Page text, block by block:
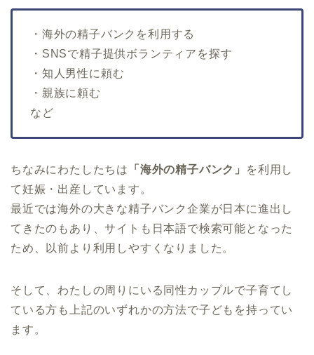
・海外の精子バンクを利用する
・SNSで精子提供ボランティアを探す
・知人男性に頼む
・親族に頼む
など
ちなみにわたしたちは 「海外の精子バンク」
を利用し
て妊娠・出産しています。
最近では海外の大きな精子バンク企業が日本に進出し
てきたのもあり、サイトも日本語で検索可能となった
ため、以前より利用しやすくなりました。
そして、わたしの周りにいる同性カップルで子育てし
ている方も上記のいずれかの方法で子どもを持ってい
ます。